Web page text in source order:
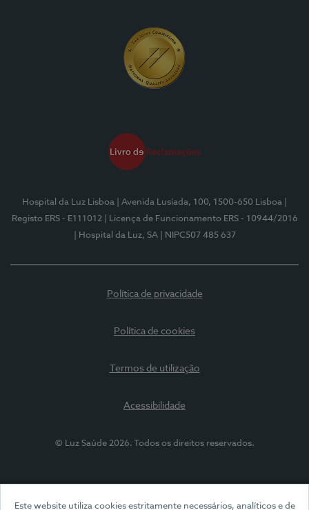
Este website utiliza cookies estritamente necessários, analíticos e de
Hospital da Luz Lisboa | Avenida Lusíada, 100, 1500-650 Lisboa
Registo ERS - E111012
| Licença de Funcionamento ERS - 10944/2016
| Hospital da Luz, SA
| NIPC507 485 637
Política de privacidade
Política de cookies
Termos de utilização
Acessibilidade
© Luz Saúde 2026. Todos os direitos reservados.